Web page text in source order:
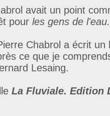
avait un point
pour les gens de l'eau.
Chabrol a écrit un
ce que je
Lesaing.
La Fluviale. Edition